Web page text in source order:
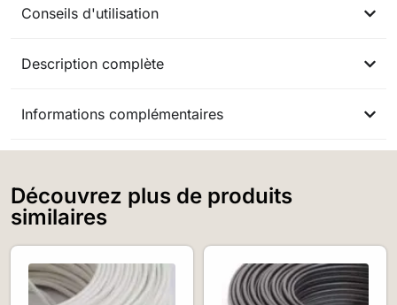
Conseils d'utilisation
Description complète
Informations complémentaires
Découvrez plus de produits
similaires